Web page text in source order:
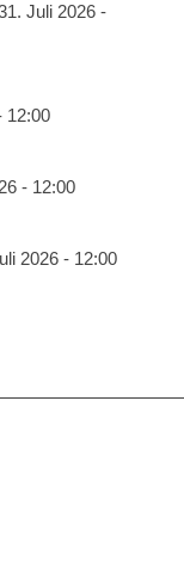
Juli 2026 -
12:00
- 12:00
2026 - 12:00